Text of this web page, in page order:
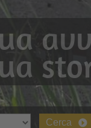
Cerca